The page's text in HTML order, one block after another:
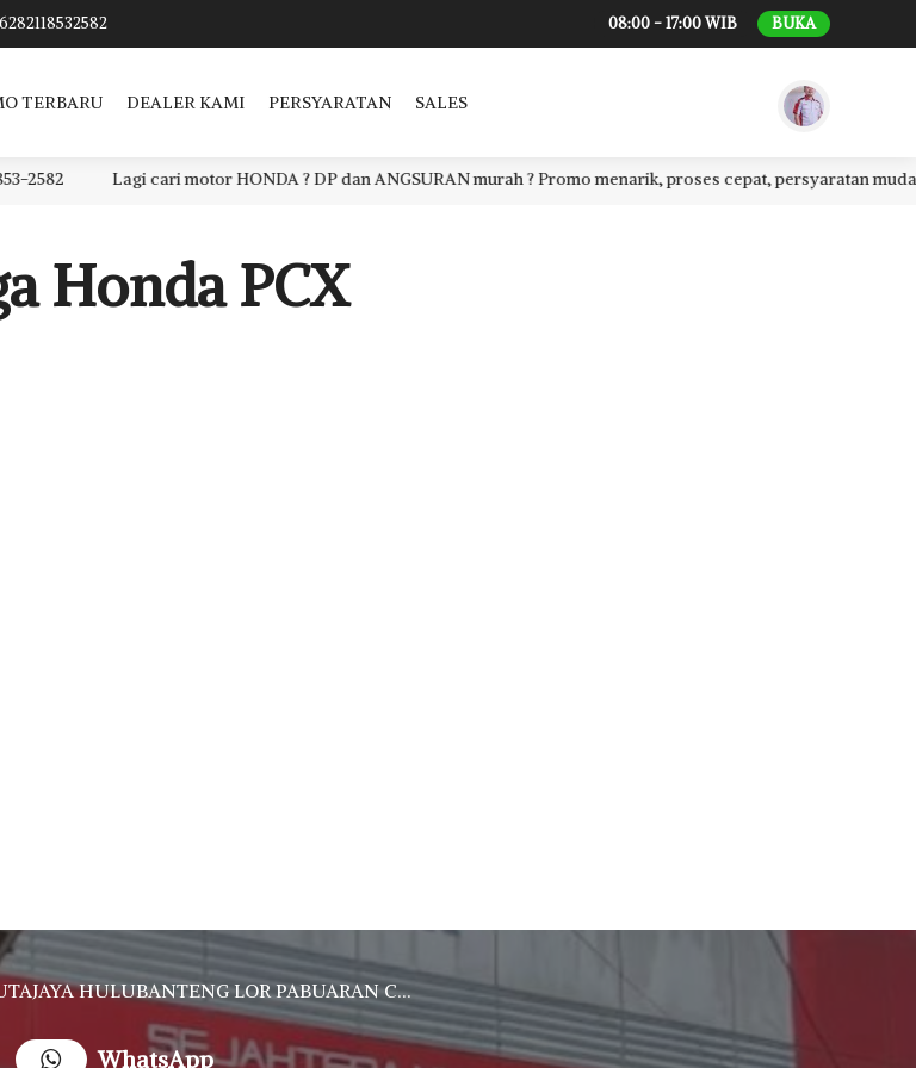
08:00 - 17:00 WIB BUKA
TERBARU DEALER KAMI PERSYARATAN SALES
Lagi cari motor HONDA ? DP dan ANGSURAN murah ? Promo menarik, proses cepat, persyaratan mudah,
Honda PCX
PABUARAN CIREBON TIMUR, Ds. Babakan gebang cirebon Gebang udik cirebon Ciledug cirebon Karang wareng cirebon
WhatsApp